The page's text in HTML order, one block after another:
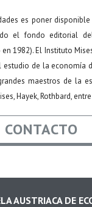
es poner
el fondo editorial
1982). El Instituto
estudio de la economía
maestros de la
Hayek, Rothbard,
CONTACTO
AUSTRIACA DE